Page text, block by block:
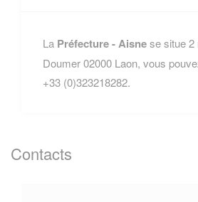
La Préfecture - Aisnese situe 2
Doumer 02000 Laon, vous
+33 (0)323218282.
Contacts